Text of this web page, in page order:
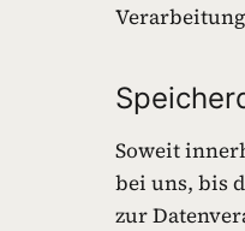
Soweit
bei uns, bis
zur